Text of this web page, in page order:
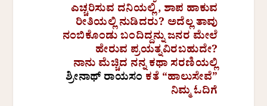
ಎಚ್ಚರಿಸುವ ದನಿಯಲ್ಲಿ, ಶಾಪ ಹಾಕುವ
ರೀತಿಯಲ್ಲಿ ನುಡಿದರು? ಅದೆಲ್ಲ ತಾವು
ನಂಬಿಕೊಂಡು ಬಂದಿದ್ದನ್ನು ಜನರ ಮೇಲೆ
ಹೇರುವ ಪ್ರಯತ್ನವಿರಬಹುದೇ?
ನಾನು ಮೆಚ್ಚಿದ ನನ್ನ ಕಥಾ ಸರಣಿಯಲ್ಲಿ
ಶ್ರೀನಾಥ್ ರಾಯಸಂ ಕತೆ “ಹಾಲುಸೇವೆ”
ನಿಮ್ಮ ಓದಿಗೆ